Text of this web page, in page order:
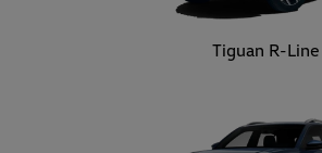
Tiguan R-Line